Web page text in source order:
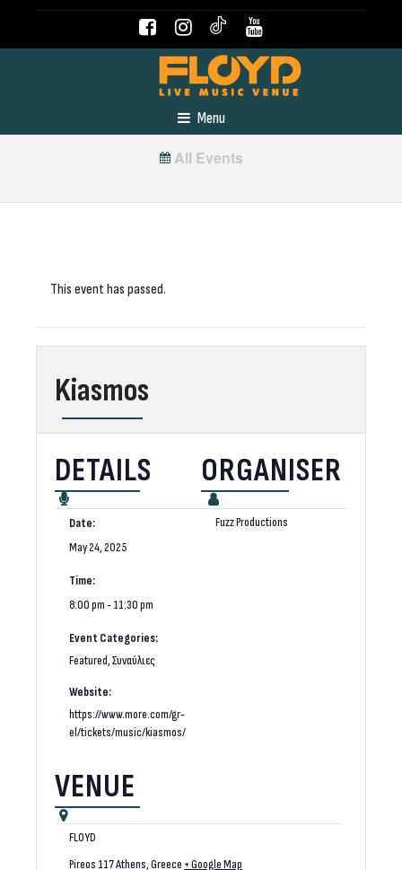
Menu
All Events
This event has passed.
Kiasmos
DETAILS
Date:
May 24, 2025
Time:
8:00 pm - 11:30 pm
Event Categories:
Featured,Συναύλιες
Website:
https://www.more.com/gr-
el/tickets/music/kiasmos/
ORGANISER
Fuzz Productions
VENUE
FLOYD
Pireos 117Athens,Greece + Google Map